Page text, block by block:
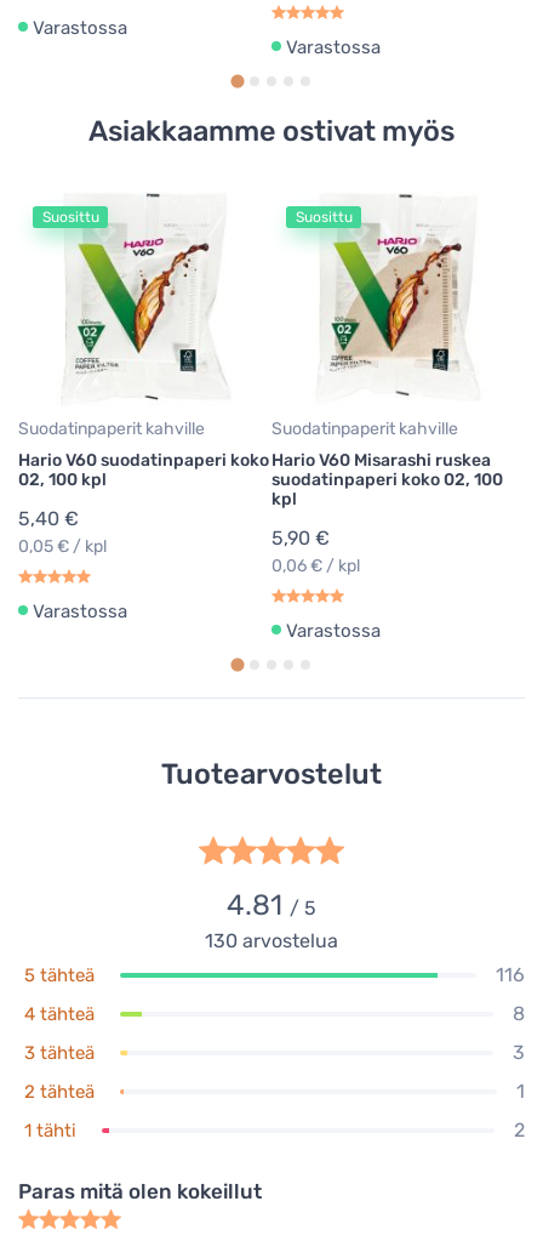
Varastossa
Varastossa
Asiakkaamme ostivat myös
Suosittu
Suodatinpaperit kahville
Hario V60 suodatinpaperi koko
02, 100 kpl
5,40 €
0,05 € / kpl
Varastossa
Suosittu
Suodatinpaperit kahville
Hario V60 Misarashi ruskea
suodatinpaperi koko 02, 100
kpl
5,90 €
0,06 € / kpl
Varastossa
Tuotearvostelut
4.81 / 5
130 arvostelua
5 tähteä 116
4 tähteä 8
3 tähteä 3
2 tähteä 1
1 tähti 2
Paras mitä olen kokeillut